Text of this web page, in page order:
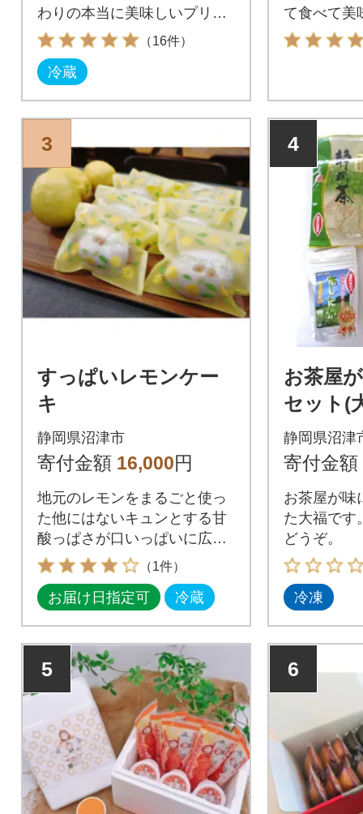
わりの本当に美味しいプリン
をご堪能いただけます。
（16件）
冷蔵
て食べて美
大人買いチ
3
すっぱいレモンケー
キ
静岡県沼津市
寄付金額 16,000円
地元のレモンをまるごと使っ
た他にはないキュンとする甘
酸っぱさが口いっぱいに広が
るレモンケーキです。
（1件）
お届け日指定可 冷蔵
4
お茶屋
セット(
個・お
静岡県沼津
寄付金額
お茶屋が味
た大福です
どうぞ。
冷凍
5 6